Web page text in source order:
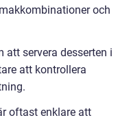
och
att servera desserten i
att kontrollera
oftast enklare att